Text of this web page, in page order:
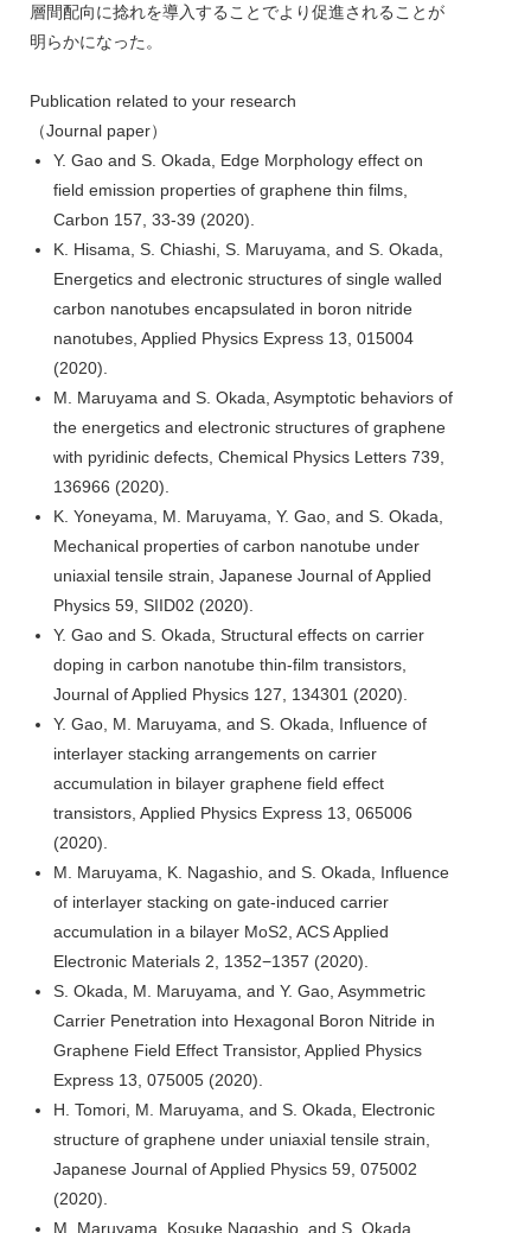
層間配向に捻れを導入することでより促進されることが
明らかになった。
Publication related to your research
（Journal paper）
Y. Gao and S. Okada, Edge Morphology effect on
field emission properties of graphene thin films,
Carbon 157, 33-39 (2020).
K. Hisama, S. Chiashi, S. Maruyama, and S. Okada,
Energetics and electronic structures of single walled
carbon nanotubes encapsulated in boron nitride
nanotubes, Applied Physics Express 13, 015004
(2020).
M. Maruyama and S. Okada, Asymptotic behaviors of
the energetics and electronic structures of graphene
with pyridinic defects, Chemical Physics Letters 739,
136966 (2020).
K. Yoneyama, M. Maruyama, Y. Gao, and S. Okada,
Mechanical properties of carbon nanotube under
uniaxial tensile strain, Japanese Journal of Applied
Physics 59, SIID02 (2020).
Y. Gao and S. Okada, Structural effects on carrier
doping in carbon nanotube thin-film transistors,
Journal of Applied Physics 127, 134301 (2020).
Y. Gao, M. Maruyama, and S. Okada, Influence of
interlayer stacking arrangements on carrier
accumulation in bilayer graphene field effect
transistors, Applied Physics Express 13, 065006
(2020).
M. Maruyama, K. Nagashio, and S. Okada, Influence
of interlayer stacking on gate-induced carrier
accumulation in a bilayer MoS2, ACS Applied
Electronic Materials 2, 1352−1357 (2020).
S. Okada, M. Maruyama, and Y. Gao, Asymmetric
Carrier Penetration into Hexagonal Boron Nitride in
Graphene Field Effect Transistor, Applied Physics
Express 13, 075005 (2020).
H. Tomori, M. Maruyama, and S. Okada, Electronic
structure of graphene under uniaxial tensile strain,
Japanese Journal of Applied Physics 59, 075002
(2020).
M. Maruyama, Kosuke Nagashio, and S. Okada,